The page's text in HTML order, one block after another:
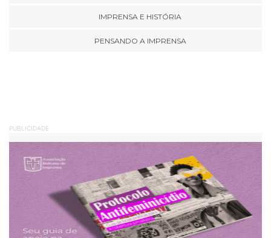
IMPRENSA E HISTÓRIA
PENSANDO A IMPRENSA
PUBLICIDADE